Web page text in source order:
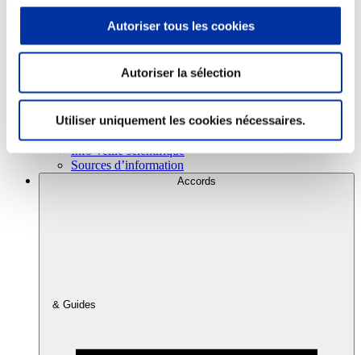
Autoriser tous les cookies
Autoriser la sélection
Utiliser uniquement les cookies nécessaires.
Consommation
Viandes et santé
Juste rémunération et attractivité des métiers
Info-veille scientifique
Sources d’information
Accords
& Guides